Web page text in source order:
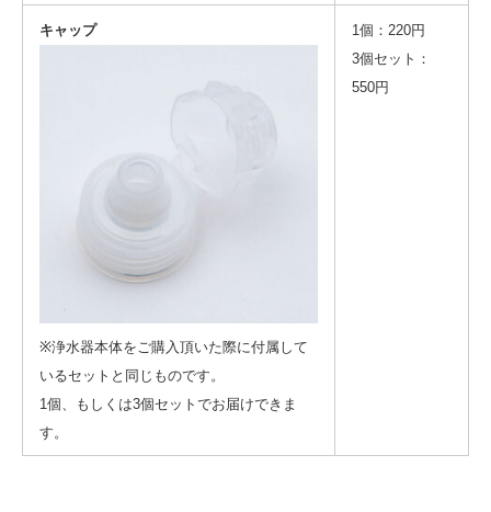
キャップ
※浄水器本体をご購入頂いた際に付属して
いるセットと同じものです。
1個、もしくは3個セットでお届けできま
す。
1個：220円
3個セット：
550円